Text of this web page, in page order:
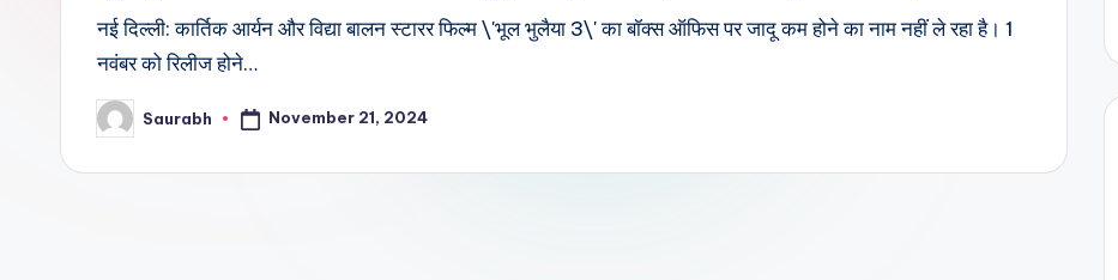
नई दिल्ली: कार्तिक आर्यन और विद्या बालन स्टारर फिल्म \'भूल भुलैया 3\' का बॉक्स ऑफिस पर जादू कम होने का नाम नहीं ले रहा है। 1
नवंबर को रिलीज होने…
Posted
by
Saurabh November 21, 2024